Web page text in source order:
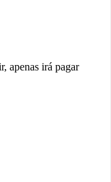
apenas irá pagar